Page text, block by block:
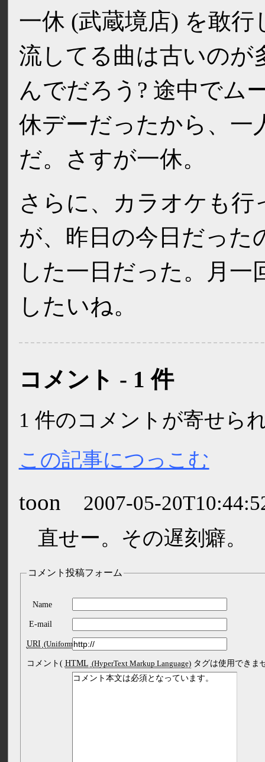
一休 (武蔵境店) を敢行
流してる曲は古いのが
んでだろう? 途中でム
休デーだったから、一
だ。さすが一休。
さらに、カラオケも行
が、昨日の今日だった
した一日だった。月一
したいね。
コメント - 1 件
1 件のコメントが寄せら
この記事につっこむ
toon
2007-05-
直せー。その遅刻癖。
コメント投稿フォーム
Name
E-mail
URI
コメント( HTML タグは使用できま